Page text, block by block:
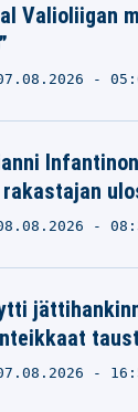
Valioliigan
-
rakastajan
-
-